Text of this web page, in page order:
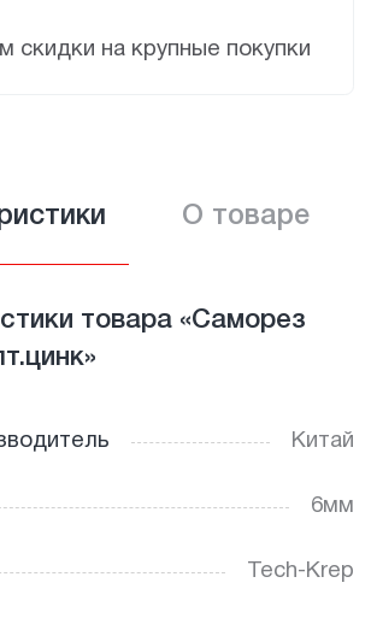
скидки на крупные покупки
О товаре
товара «Саморез
Китай
6мм
Tech-Krep